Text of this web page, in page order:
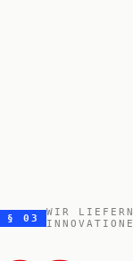
§ 03
WIR